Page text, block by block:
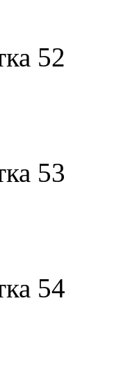
52
53
54